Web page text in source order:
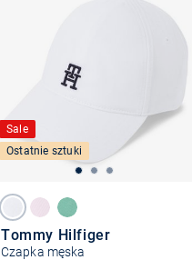
Sale
Ostatnie sztuki
Tommy Hilfiger
Czapka męska